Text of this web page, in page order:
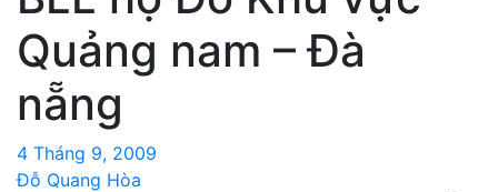
Quảng nam – Đà
nẵng
4 Tháng 9, 2009
Đỗ Quang Hòa